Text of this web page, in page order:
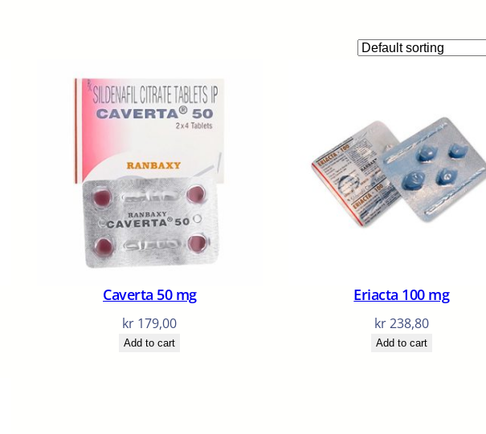
Caverta 50 mg
kr 179,00
Add to cart
Eriacta 100 mg
kr238,80
Add to cart